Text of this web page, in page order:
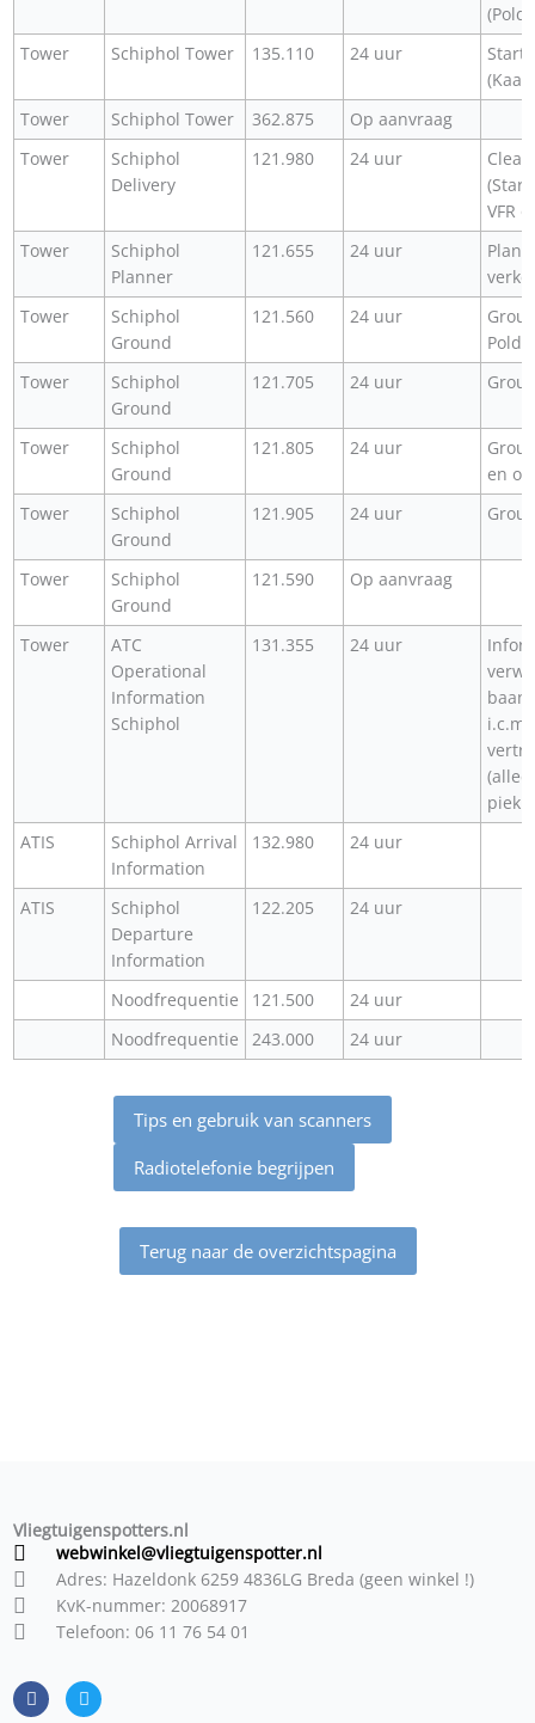
Tower
Schiphol Tower 135.110 24 uur
Tower
Schiphol Tower 362.875
Op aanvraag
Tower
Schiphol
Delivery
121.980 24 uur
VFR
Tower
Schiphol
Planner
121.655 24 uur
Tower
Schiphol
Ground
121.560 24 uur
Tower
Schiphol
Ground
121.705 24 uur
Tower
Schiphol
Ground
121.805 24 uur
en
Tower
Schiphol
Ground
121.905 24 uur
Tower
Schiphol
Ground
121.590 Op aanvraag
Tower
ATC
Operational
Information
Schiphol
131.355 24 uur
i.c.m.
ATIS
Schiphol Arrival
Information
132.980 24 uur
ATIS
Schiphol
Departure
Information
122.205 24 uur
Noodfrequentie 121.500
24 uur
Noodfrequentie
243.000 24 uur
Tips en gebruik van scanners
Radiotelefonie begrijpen
Terug naar de overzichtspagina
Vliegtuigenspotters.nl
webwinkel@vliegtuigenspotter.nl
Adres: Hazeldonk 6259 4836LG Breda (geen winkel !)
KvK-nummer: 20068917
Telefoon: 06 11 76 54 01
c
e
i
t